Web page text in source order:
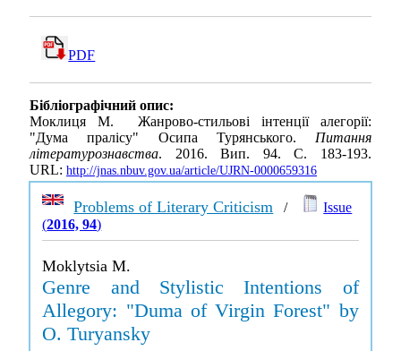
PDF
Бібліографічний опис:
Моклиця М. Жанрово-стильові інтенції алегорії:
"Дума пралісу" Осипа Турянського. Питання
літературознавства. 2016. Вип. 94. С. 183-193.
URL: http://jnas.nbuv.gov.ua/article/UJRN-0000659316
Problems of Literary Criticism /
Issue
(2016, 94)
Moklytsia M.
Genre and Stylistic Intentions of
Allegory: "Duma of Virgin Forest" by
O. Turyansky